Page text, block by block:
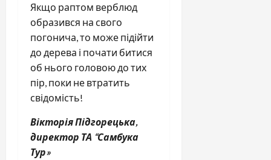
Якщо раптом верблюд
образився на свого
погонича, то може підійти
до дерева і почати битися
об нього головою до тих
пір, поки не втратить
свідомість!
Вікторія Підгорецька,
директор ТА “Самбука
Тур»